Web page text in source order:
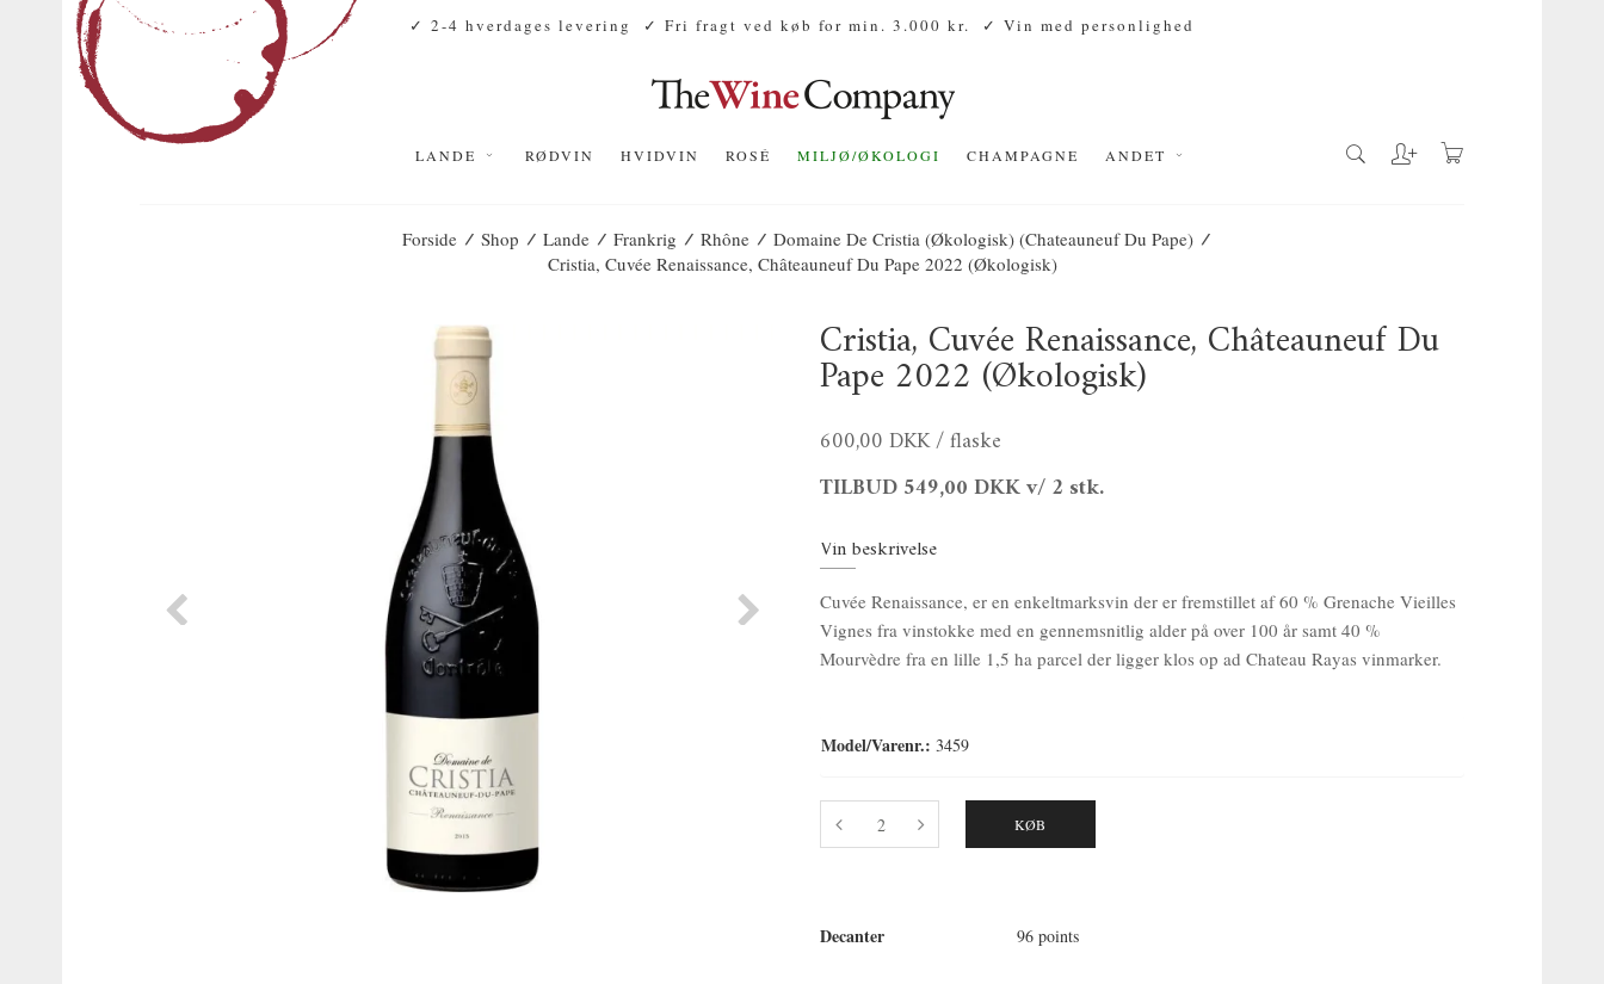
✓ 2-4 hverdages levering ✓ Fri fragt ved køb for min. 3.000 kr. ✓ Vin med personlighed
LANDE RØDVIN HVIDVIN ROSÉ MILJØ/ØKOLOGI CHAMPAGNE ANDET
Forside / Shop / Lande / Frankrig / Rhône / Domaine De Cristia (Økologisk) (Chateauneuf Du Pape) /
Cristia, Cuvée Renaissance, Châteauneuf Du Pape 2022 (økologisk)
Cristia, Cuvée Renaissance, Châteauneuf Du
Pape 2022 (økologisk)
600,00 DKK/ flaske
TILBUD549,00 DKKv/ 2 stk.
Vin beskrivelse
Cuvée Renaissance, er en enkeltmarksvin der er fremstillet af 60 % Grenache Vieilles
Vignes fra vinstokke med en gennemsnitlig alder på over 100 år samt 40 %
Mourvèdre fra en lille 1,5 ha parcel der ligger klos op ad Chateau Rayas vinmarker.
Model/Varenr.: 3459
KØB
Decanter 96 points